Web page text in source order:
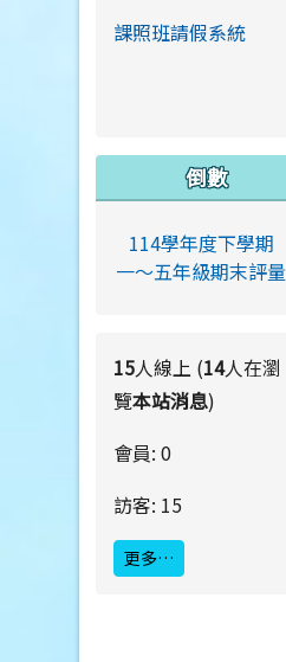
課照班請假系統
倒數
114學年度下學期
一～五年級期末評量
15人線上 (14人在瀏
覽本站消息)
會員: 0
訪客: 15
更多…